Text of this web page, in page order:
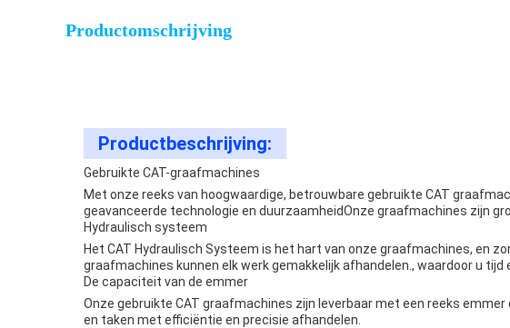
Productomschrijving
Productbeschrijving:
Gebruikte CAT-graafmachines
Met onze reeks van hoogwaardige, betrouwbare gebruikte CAT
geavanceerde technologie en duurzaamheidOnze graafmachines zijn
Hydraulisch systeem
Het CAT Hydraulisch Systeem is het hart van onze graafmachines, en
graafmachines kunnen elk werk gemakkelijk afhandelen., waardoor u tijd
De capaciteit van de emmer
Onze gebruikte CAT graafmachines zijn leverbaar met een reeks
en taken met efficiëntie en precisie afhandelen.